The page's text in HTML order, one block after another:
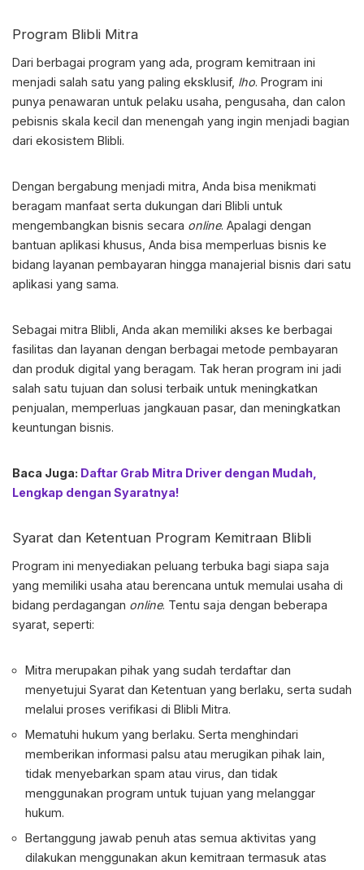
Program Blibli Mitra
Dari berbagai program yang ada, program kemitraan ini
menjadi salah satu yang paling eksklusif, lho. Program ini
punya penawaran untuk pelaku usaha, pengusaha, dan calon
pebisnis skala kecil dan menengah yang ingin menjadi bagian
dari ekosistem Blibli.
Dengan bergabung menjadi mitra, Anda bisa menikmati
beragam manfaat serta dukungan dari Blibli untuk
mengembangkan bisnis secara online. Apalagi dengan
bantuan aplikasi khusus, Anda bisa memperluas bisnis ke
bidang layanan pembayaran hingga manajerial bisnis dari satu
aplikasi yang sama.
Sebagai mitra Blibli , Anda akan memiliki akses ke berbagai
fasilitas dan layanan dengan berbagai metode pembayaran
dan produk digital yang beragam. Tak heran program ini jadi
salah satu tujuan dan solusi terbaik untuk meningkatkan
penjualan, memperluas jangkauan pasar, dan meningkatkan
keuntungan bisnis.
Baca Juga: Daftar Grab Mitra Driver dengan Mudah,
Lengkap dengan Syaratnya!
Syarat dan Ketentuan Program Kemitraan Blibli
Program ini menyediakan peluang terbuka bagi siapa saja
yang memiliki usaha atau berencana untuk memulai usaha di
bidang perdagangan online. Tentu saja dengan beberapa
syarat, seperti:
Mitra merupakan pihak yang sudah terdaftar dan
menyetujui Syarat dan Ketentuan yang berlaku, serta sudah
melalui proses verifikasi di Blibli Mitra.
Mematuhi hukum yang berlaku. Serta menghindari
memberikan informasi palsu atau merugikan pihak lain,
tidak menyebarkan spam atau virus, dan tidak
menggunakan program untuk tujuan yang melanggar
hukum.
Bertanggung jawab penuh atas semua aktivitas yang
dilakukan menggunakan akun kemitraan termasuk atas